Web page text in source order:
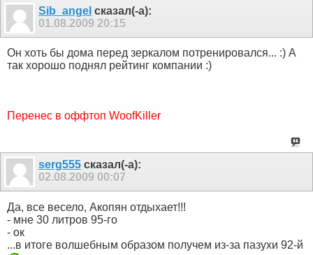
Sib_angel сказал(-а):
01.08.2009 20:15
Он хоть бы дома перед зеркалом потренировался... :) А
так хорошо поднял рейтинг компании :)
Перенес в оффтоп WoofKiller
serg555 сказал(-а):
02.08.2009 00:07
Да, все весело, Акопян отдыхает!!!
- мне 30 литров 95-го
- ок
...в итоге волшебным образом получем из-за пазухи 92-й